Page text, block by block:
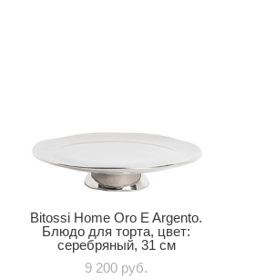
Bitossi Home Oro E Argento.
Блюдо для торта, цвет:
серебряный, 31 см
9 200 pуб.